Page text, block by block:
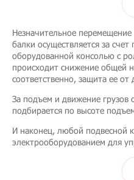
Незначительное
балки осуществляется за
оборудованной консолью с
происходит снижение общей
соответственно, защита ее
За подъем и движение грузов
подбирается по высоте
И наконец, любой подвесной
электрооборудованием для